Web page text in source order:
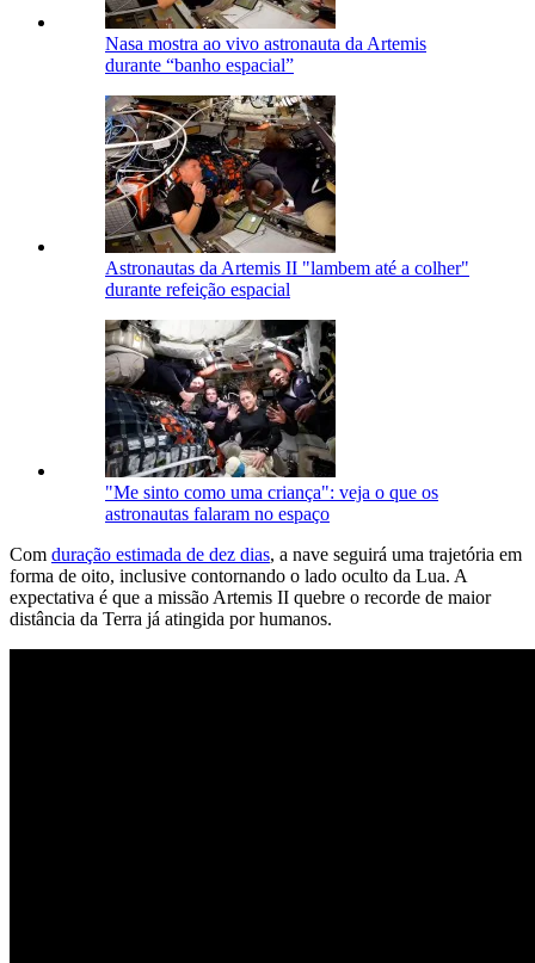
Nasa mostra ao vivo astronauta da Artemis
durante “banho espacial”
Astronautas da Artemis II "lambem até a colher"
durante refeição espacial
"Me sinto como uma criança": veja o que os
astronautas falaram no espaço
Com duração estimada de dez dias, a nave seguirá uma trajetória em
forma de oito, inclusive contornando o lado oculto da Lua. A
expectativa é que a missão Artemis II quebre o recorde de maior
distância da Terra já atingida por humanos.